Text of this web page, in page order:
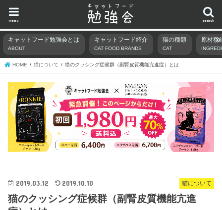
search
menu
キャットフード勉強会とは
ABOUT
キャットフード紹介
CAT FOOD BRANDS
猫の種類
CAT
原材料
HOME 猫について 猫のクッシング症候群（副腎皮質機能亢進症）とは
猫について
2019.03.12 2019.10.10
猫のクッシング症候群（副腎皮質機能亢進